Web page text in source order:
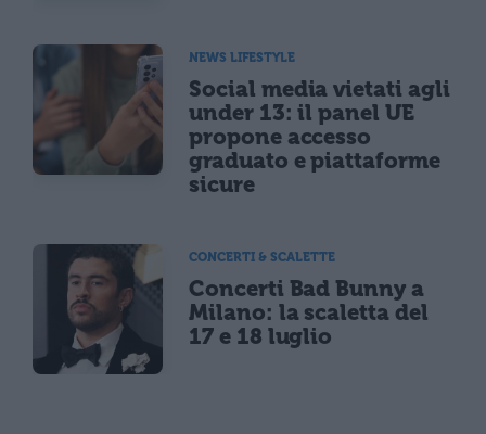
NEWS LIFESTYLE
Social media vietati agli
under 13: il panel UE
propone accesso
graduato e piattaforme
sicure
CONCERTI & SCALETTE
Concerti Bad Bunny a
Milano: la scaletta del
17 e 18 luglio